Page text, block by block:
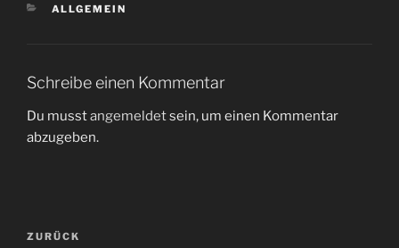
KATEGORIEN
ALLGEMEIN
Schreibe einen Kommentar
Du musstangemeldetsein, um einen Kommentar
abzugeben.
Beitragsnavigation
Vorheriger
ZURÜCK